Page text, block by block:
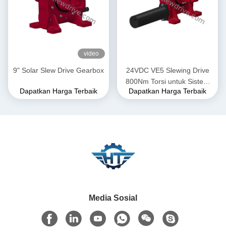
video
9" Solar Slew Drive Gearbox
Dapatkan Harga Terbaik
24VDC VE5 Slewing Drive
800Nm Torsi untuk Sistem
Pelacak Surya dalam
Dapatkan Harga Terbaik
Media Sosial